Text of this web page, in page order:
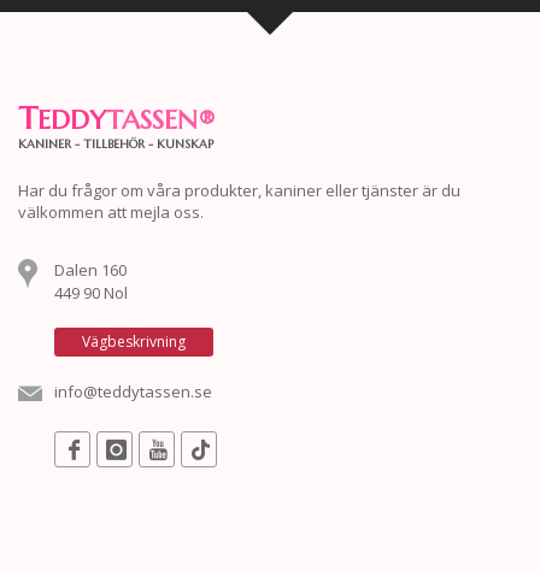
TEDDYTASSEN®
KANINER - TILLBEHÖR - KUNSKAP
Har du frågor om våra produkter, kaniner eller tjänster är du
välkommen att mejla oss.
Dalen 160
449 90 Nol
Vägbeskrivning
info@teddytassen.se